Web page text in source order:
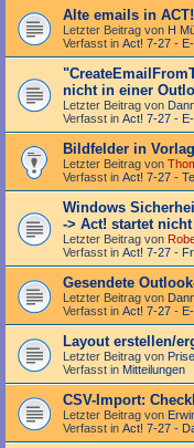
Alte emails in
Letzter Beitrag von H
Verfasst in Act! 7-27 -
nicht in einer
Letzter Beitrag von
Verfasst in Act! 7-27 -
Bildfelder in
Letzter Beitrag von
Verfasst in Act! 7-27 -
Windows
-> Act! startet
Letzter Beitrag von
Verfasst in Act! 7-27 -
Gesendete
Letzter Beitrag von
Verfasst in Act! 7-27 -
Layout erstellen/
Letzter Beitrag von
Verfasst in Mitteilungen
CSV-Import:
Letzter Beitrag von
Verfasst in Act! 7-27 -